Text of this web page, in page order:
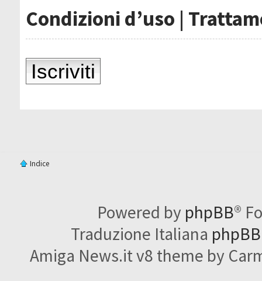
Condizioni d’uso |
Iscriviti
Indice
Powered by phpBB®
Traduzione Italiana
Amiga News.it v8 theme by